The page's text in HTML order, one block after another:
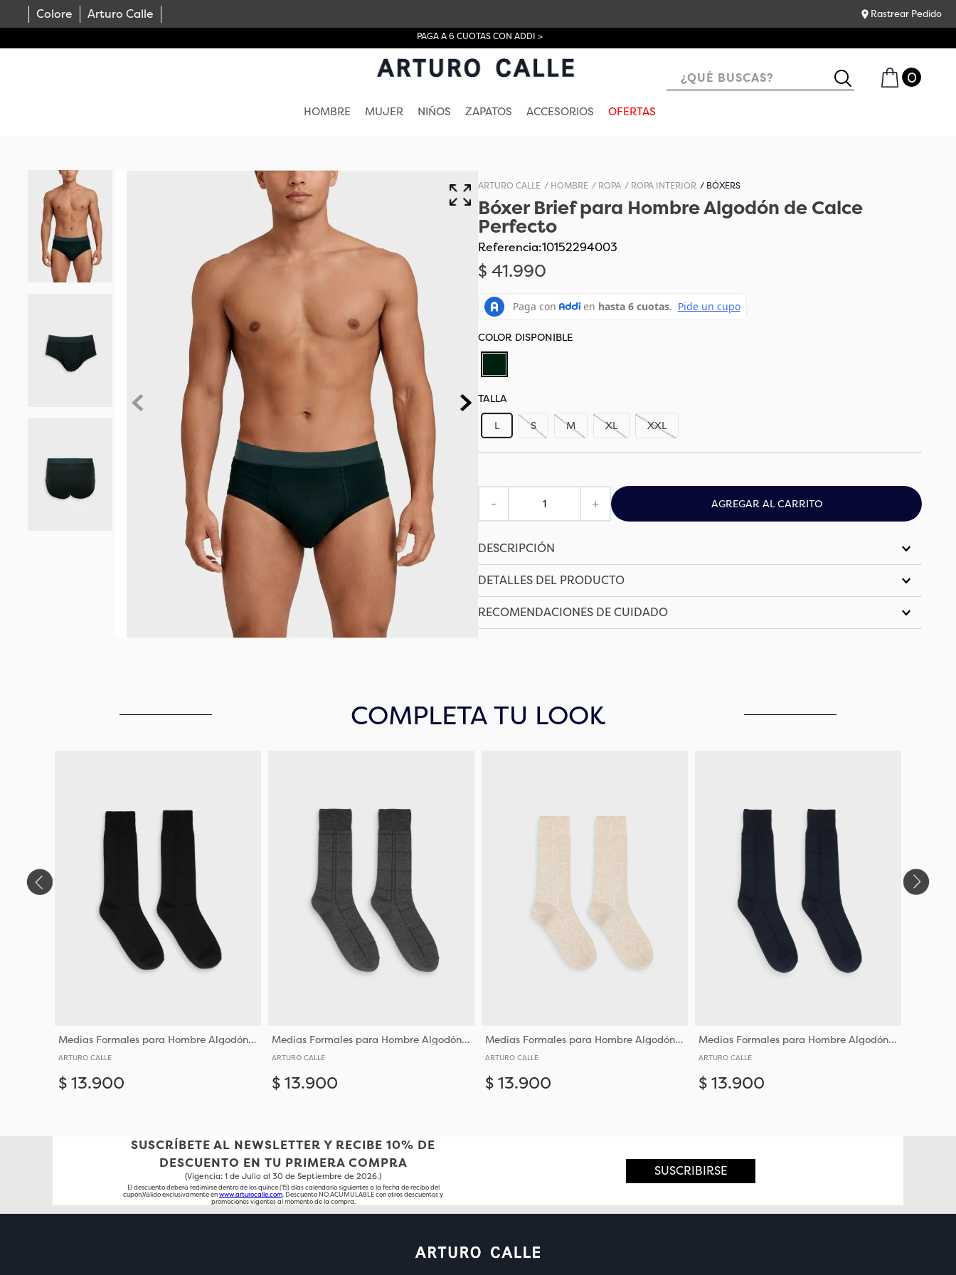
Colore Arturo Calle Rastrear Pedido
PAGA A 6 CUOTAS CON ADDI >
¿QUÉ BUSCAS?
HOMBRE MUJER NIÑOS ZAPATOS ACCESORIOS OFERTAS
HOMBRE ROPA ROPA INTERIOR BÓXERS
Bóxer Brief para Hombre Algodón de Calce
Perfecto
Referencia:10152294003
$ 41.990
TALLA
S M
L XL XXL
＋
－ AGREGAR AL CARRITO
DESCRIPCIÓN
DETALLES DEL PRODUCTO
RECOMENDACIONES DE CUIDADO
COMPLETA TU LOOK
Medias Formales para Hombre Algodón y Poliéster
ARTURO CALLE
$ 13.900
Medias Formales para Hombre Algodón y Poliéster
ARTURO CALLE
$ 13.900
Medias Formales para Hombre Algodón y Poliéster
ARTURO CALLE
$ 13.900
Medias Formales para Hombre Algodón y Poliéster
ARTURO CALLE
$ 13.900
SUSCRÍBETE AL NEWSLETTER Y RECIBE 10% DE
DESCUENTO EN TU PRIMERA COMPRA
(Vigencia: 1 de Julio al 30 de Septiembre de 2026.)
El descuento deberá redimirse dentro de los quince (15) días calendario siguientes a la fecha de recibo del
cupón.Válido exclusivamente enwww.arturocalle.com. Descuento NO ACUMULABLE con otros descuentos y
promociones vigentes al momento de la compra.
SUSCRIBIRSE